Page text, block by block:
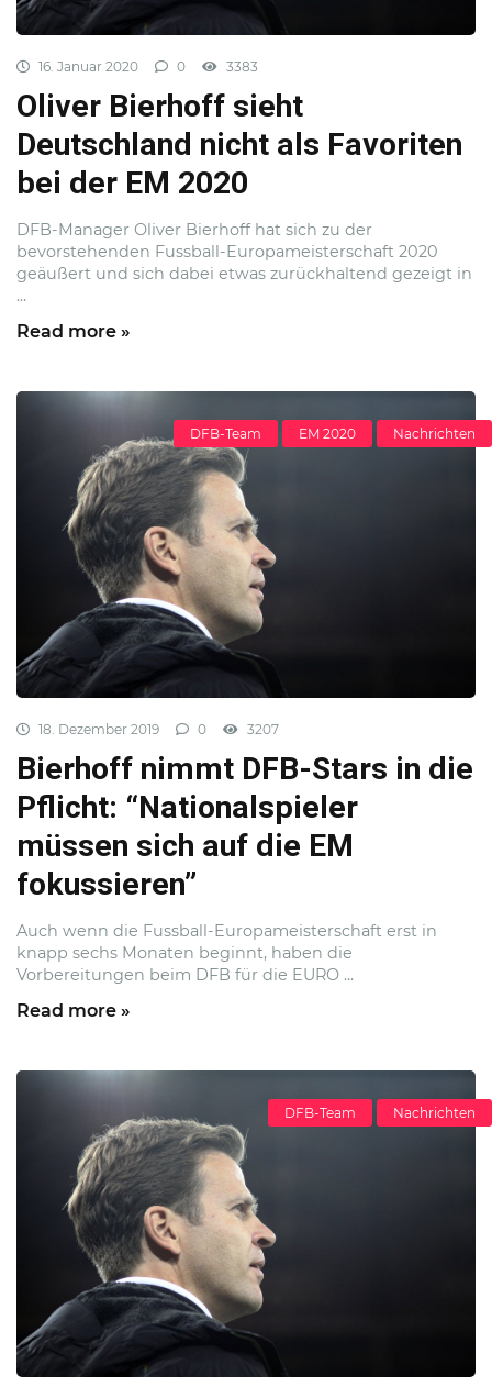
16. Januar 2020 0 3383
Oliver Bierhoff sieht
Deutschland nicht als Favoriten
bei der EM 2020
DFB-Manager Oliver Bierhoff hat sich zu der
bevorstehenden Fussball-Europameisterschaft 2020
geäußert und sich dabei etwas zurückhaltend gezeigt in
...
Read more »
DFB-Team EM 2020 Nachrichten
18. Dezember 2019 0 3207
Bierhoff nimmt DFB-Stars in die
Pflicht: “Nationalspieler
müssen sich auf die EM
fokussieren”
Auch wenn die Fussball-Europameisterschaft erst in
knapp sechs Monaten beginnt, haben die
Vorbereitungen beim DFB für die EURO ...
Read more »
DFB-Team Nachrichten